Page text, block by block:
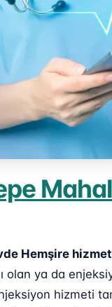
Hemşire
olan ya da
hizmeti